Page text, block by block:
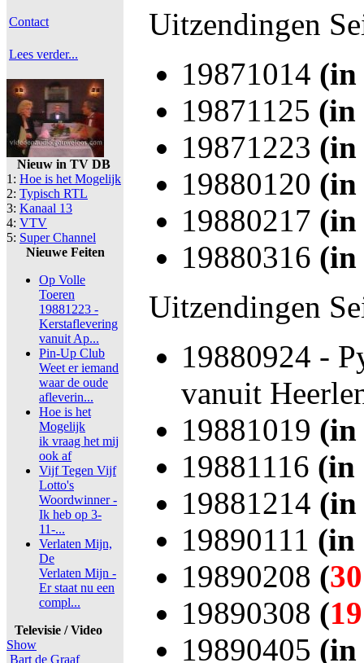
Contact
Lees verder...
Nieuw in TV DB
1: Hoe is het Mogelijk
2: Typisch RTL
3: Kanaal 13
4: VTV
5: Super Channel
Nieuwe Feiten
Op Volle
Toeren
19881223 -
Kerstaflevering
vanuit Ap...
Pin-Up Club
Weet er iemand
waar de oude
afleverin...
Hoe is het
Mogelijk
ik vraag het mij
ook af
Vijf Tegen Vijf
Lotto's
Woordwinner -
Ik heb op 3-
11-...
Verlaten Mijn,
De
Verlaten Mijn -
Er staat nu een
compl...
Televisie / Video
Show
Bart de Graaf
Uitzendingen
19871014 (in
19871125 (in
19871223 (in
19880120 (in
19880217 (in
19880316 (in
Uitzendingen
19880924 -
vanuit
19881019 (in
19881116 (in
19881214 (in
19890111 (in
19890208 (
19890308 (
19890405 (in